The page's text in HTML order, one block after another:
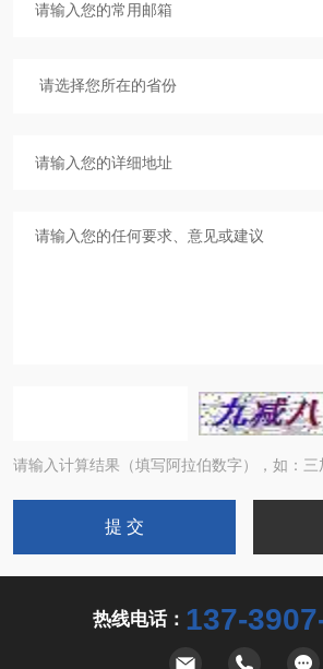
请输入计算结果（填写阿拉伯数字），如：三
热线电话： 137-